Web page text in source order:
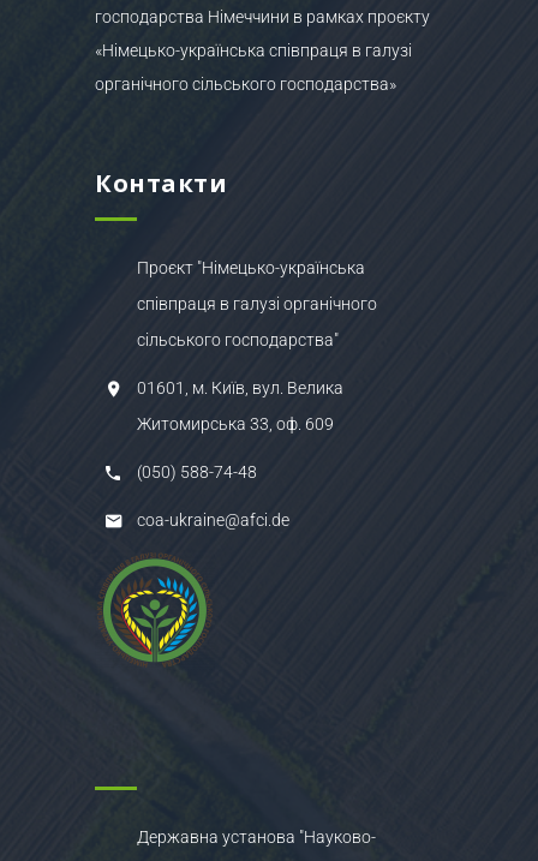
господарства Німеччини в рамках проєкту
«Німецько-українська співпраця в галузі
органічного сільського господарства»
Контакти
Проєкт "Німецько-українська
співпраця в галузі органічного
сільського господарства"
01601, м. Київ, вул. Велика
Житомирська 33, оф. 609
(050) 588-74-48
coa-ukraine@afci.de
Державна установа "Науково-